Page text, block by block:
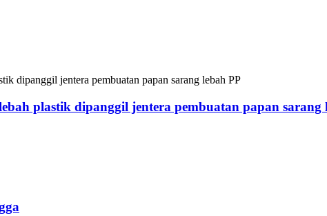
plastik dipanggil jentera pembuatan papan sarang